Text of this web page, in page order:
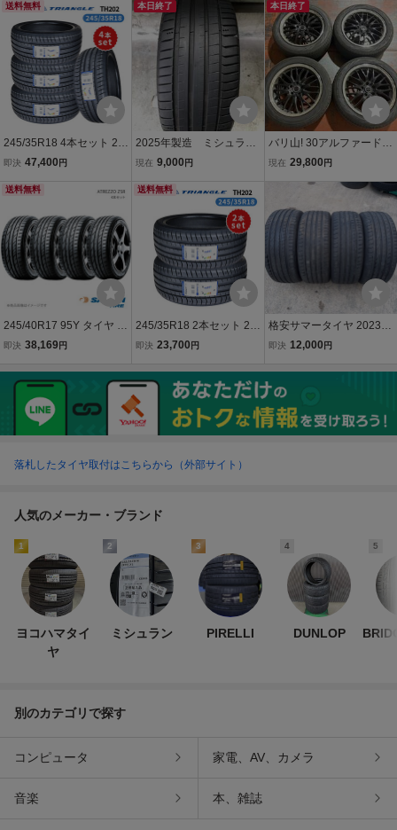
ZSR (新品 当日発送)
製 薄いイボ付き 1本
送料無料
245/35R18 4本セット 20
25年製造 新品サマータイ
TH202 送料無料 トライア
即決 47,400 円
本日終了
2025年製造 ミシュラ
ン PILOT SPORT5 27
現在 9,000 円
本日終了
バリ山! 30アルファード
ヴェルファイア タイヤ20
114.3 5H GGH30 AGH35
AYH30 235/50R18 純正
タイヤサイズ
現在 29,800 円
送料無料
245/40R17 95Y タイヤ 4
本セット 245 40 17 ATRE
ン
即決 38,169円
送料無料
245/35R18 2本セット 20
25年製造 新品サマータイ
TH202 送料無料 トライア
ングル 245/35/18
即決 23,700 円
格安サマータイヤ 2023年
製 APTANY SPORTmacro
XL 4本価格 中古
即決 12,000 円
落札したタイヤ取付はこちらから（外部サイト）
人気のメーカー・ブランド
1
ヨコハマタイ
ヤ
2
ミシュラン
3
PIRELLI
4
DUNLOP
5
別のカテゴリで探す
コンピュータ 家電、AV、カメラ
音楽 本、雑誌